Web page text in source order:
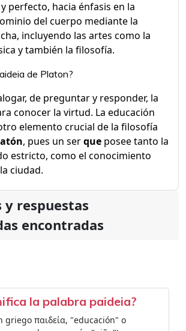
perfecto, hacia énfasis en la
del cuerpo mediante la
incluyendo las artes como la
y también la filosofía.
de Platon?
de preguntar y responder, la
conocer la virtud. La educación
elemento crucial de la filosofía
, pues un serque posee tanto la
estricto, como el conocimiento
ciudad.
y respuestas
encontradas
la palabra paideia?
griego παιδεία, "educación" o